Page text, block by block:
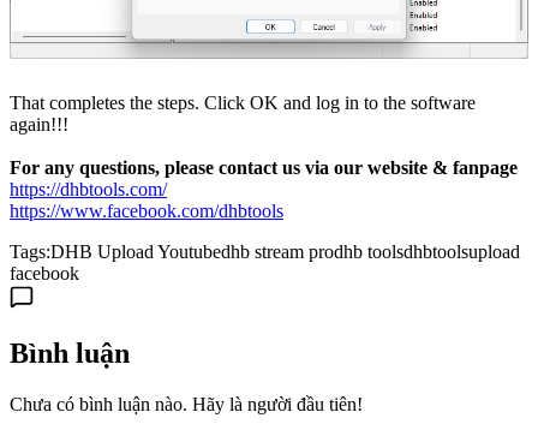
That completes the steps. Click OK and log in to the software
again!!!
For any questions, please contact us via our website & fanpage
https://dhbtools.com/
https://www.facebook.com/dhbtools
Tags:DHB Upload Youtubedhb stream prodhb toolsdhbtoolsupload
facebook
Bình luận
Chưa có bình luận nào. Hãy là người đầu tiên!